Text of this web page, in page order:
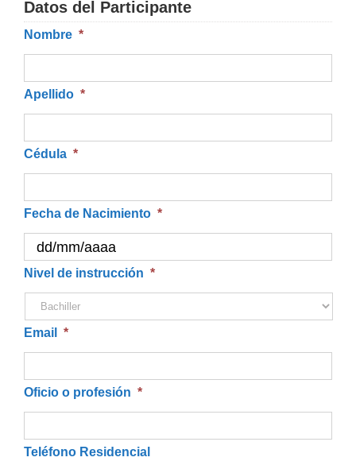
Datos del Participante
Nombre *
Apellido *
Cédula *
Fecha de Nacimiento *
DD
barra
MM
Nivel de instrucción *
Email *
Oficio o profesión *
Teléfono Residencial